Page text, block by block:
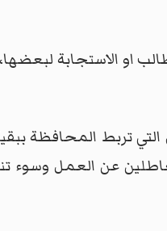
او الاستجابة
تربط المحافظة
عن العمل وسوء